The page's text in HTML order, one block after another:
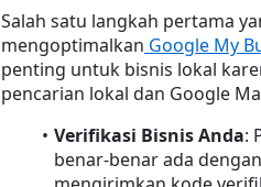
Salah satu langkah pertama
mengoptimalkan Google My
penting untuk bisnis lokal
pencarian lokal dan Google
Verifikasi Bisnis Anda:
benar-benar ada